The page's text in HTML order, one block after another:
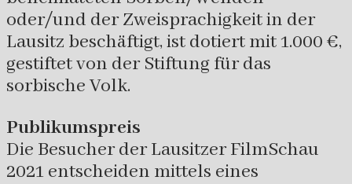
oder/und der Zweisprachigkeit in der
Lausitz beschäftigt, ist dotiert mit 1.000 €,
gestiftet von der Stiftung für das
sorbische Volk.
Publikumspreis
Die Besucher der Lausitzer FilmSchau
2021 entscheiden mittels eines